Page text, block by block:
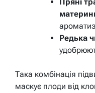
Редька
Така комбінація
маскує плоди від